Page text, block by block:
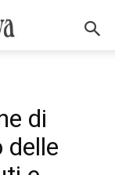
di
delle